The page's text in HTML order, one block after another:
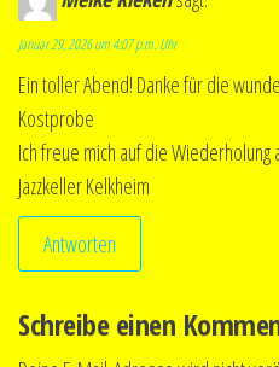
Januar 29, 2026 um 4:07 p.m. Uhr
Ein toller Abend! Danke für die
Kostprobe
Ich freue mich auf die
Jazzkeller Kelkheim
Antworten
Schreibe einen